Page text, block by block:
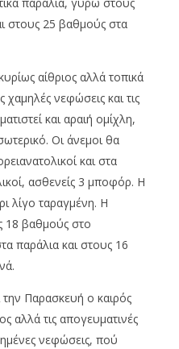
στους 25 βαθμούς στα
αίθριος αλλά τοπικά
νεφώσεις και τις
και αραιή ομίχλη,
Οι άνεμοι θα
και στα
ασθενείς 3 μποφόρ. Η
λίγο ταραγμένη. Η
18 βαθμούς στο
παράλια και στους 16
Παρασκευή ο καιρός
αλλά τις απογευματινές
νεφώσεις, πού